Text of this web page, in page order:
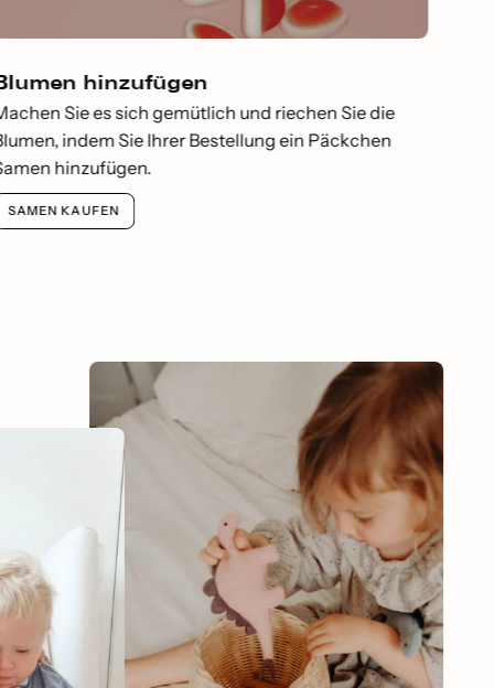
hinzufügen
Sie es sich gemütlich und riechen Sie die
indem Sie Ihrer Bestellung ein Päckchen
hinzufügen.
SAMEN KAUFEN